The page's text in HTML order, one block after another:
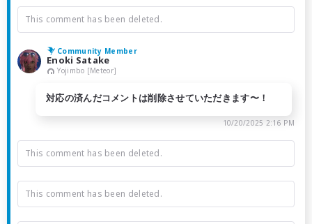
This comment has been deleted.
Community Member
Enoki Satake
Yojimbo [Meteor]
対応の済んだコメントは削除させていただきます〜！
10/20/2025 2:16 PM
This comment has been deleted.
This comment has been deleted.